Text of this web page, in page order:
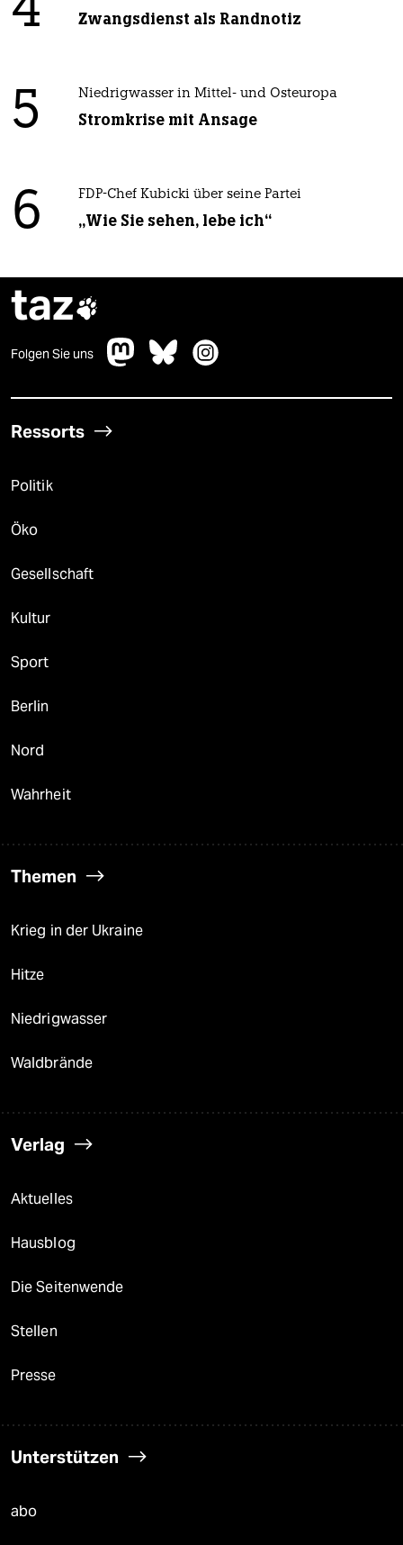
4 Zwangsdienst als Randnotiz
5 Niedrigwasser in Mittel- und Osteuropa
Stromkrise mit Ansage
6 FDP-Chef Kubicki über seine Partei
„Wie Sie sehen, lebe ich“
taz
Folgen Sie uns
Ressorts
Politik
Öko
Gesellschaft
Kultur
Sport
Berlin
Nord
Wahrheit
Themen
Krieg in der Ukraine
Hitze
Niedrigwasser
Waldbrände
Verlag
Aktuelles
Hausblog
Die Seitenwende
Stellen
Presse
Unterstützen
abo